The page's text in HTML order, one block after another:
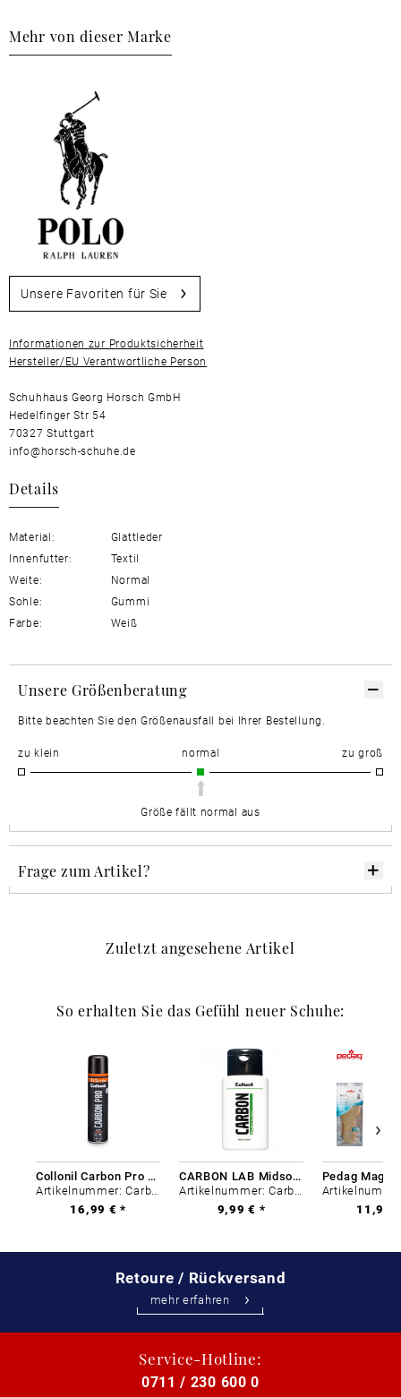
Mehr von dieser Marke
Unsere Favoriten für Sie
Informationen zur Produktsicherheit
Hersteller/EU Verantwortliche Person
Schuhhaus Georg Horsch GmbH
Hedelfinger Str 54
70327 Stuttgart
info@horsch-schuhe.de
Details
Material:
Glattleder
Innenfutter:
Textil
Weite:
Normal
Sohle:
Gummi
Farbe:
Weiß
Unsere Größenberatung
Bitte beachten Sie den Größenausfall bei Ihrer Bestellung.
zu klein normal zu groß
Größe fällt normal aus
Frage zum Artikel?
Zuletzt angesehene Artikel
So erhalten Sie das Gefühl neuer Schuhe:
Collonil Carbon Pro 400 ml
Artikelnummer: Carbon-0
16,99 € *
CARBON LAB Midsole Cleaner
Artikelnummer: Carbon-0
9,99 € *
11,99
Retoure / Rückversand
mehr erfahren
Service-Hotline:
0711 / 230 600 0